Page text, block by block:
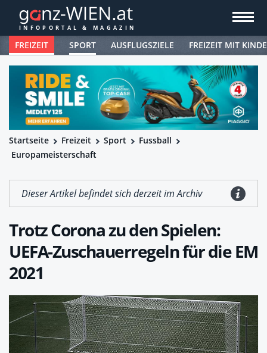
FREIZEIT SPORT AUSFLUGSZIELE FREIZEIT MIT
Startseite Freizeit Sport
Fussball
Europameisterschaft
Dieser Artikel befindet sich derzeit im Archiv
Trotz Corona zu den Spielen:
UEFA-Zuschauerregeln für die EM
2021